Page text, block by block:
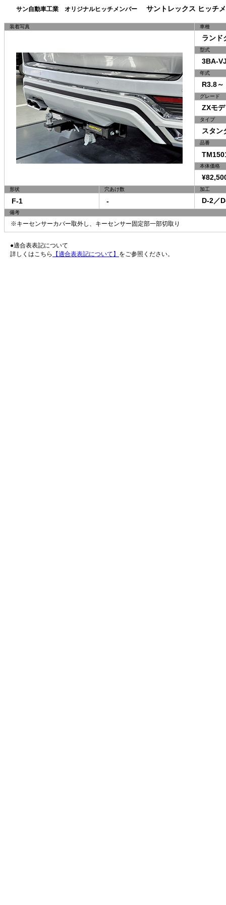
サン自動車工業 オリジナルヒッチメンバー サントレックス ヒッチ
装着写真 車種
ランド
型式
3BA-
年式
R3.8～
グレード
ZXモデ
タイプ
スタン
品番
本体価格
形状 穴あけ数 加工
F-1 - D-2／
備考
※キーセンサーカバー取外し、キーセンサー固定部一部切取り
●適合表表記について
詳しくはこちら
【適合表表記について】 をご参照ください。